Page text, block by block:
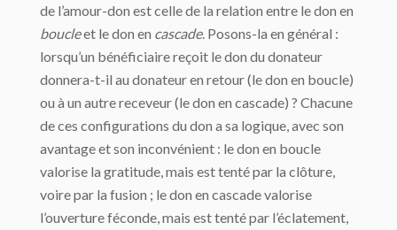
de l’amour-don est celle de la relation entre le don en
boucleet le don en cascade. Posons-la en général :
lorsqu’un bénéficiaire reçoit le don du donateur
donnera-t-il au donateur en retour (le don en boucle)
ou à un autre receveur (le don en cascade) ? Chacune
de ces configurations du don a sa logique, avec son
avantage et son inconvénient : le don en boucle
valorise la gratitude, mais est tenté par la clôture,
voire par la fusion ; le don en cascade valorise
l’ouverture féconde, mais est tenté par l’éclatement,